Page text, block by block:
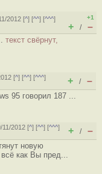
2012 [^] [^^] [^^^]
+1
+ / –
текст свёрнут,
[^] [^^] [^^^]
+ / –
95 говорил 187 ...
11/2012 [^] [^^] [^^^]
+ / –
новую
как Вы пред...